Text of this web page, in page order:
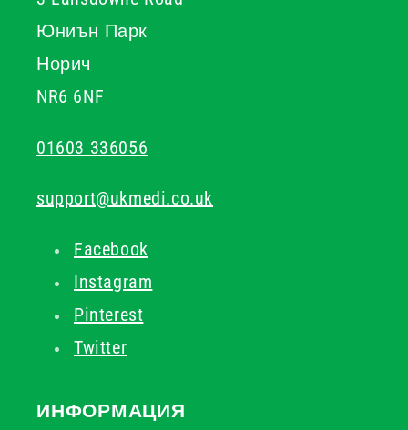
Юниън Парк
Норич
NR6 6NF
01603 336056
support@ukmedi.co.uk
Facebook
Instagram
Pinterest
Twitter
ИНФОРМАЦИЯ